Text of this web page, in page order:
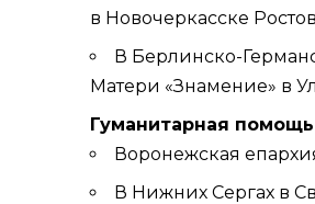
в Новочеркасске
В Берлинско-
Матери «Знамение» в
Гуманитарная помощь
Воронежская
В Нижних Сергах в